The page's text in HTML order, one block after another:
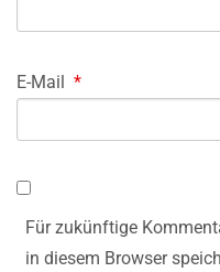
E-Mail *
Für zukünftige
in diesem Browser